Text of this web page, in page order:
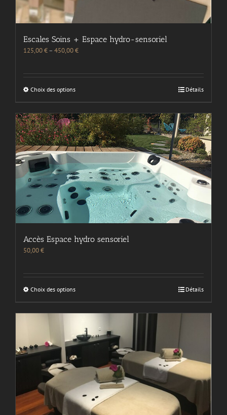
Escales Soins + Espace hydro-sensoriel
125,00€– 450,00€
Choix des options Détails
Accès Espace hydro sensoriel
50,00€
Choix des options Détails